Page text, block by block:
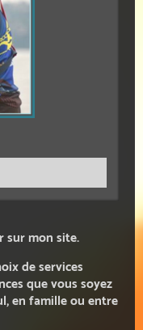
sur mon site.
de services
que vous soyez
en famille ou entre